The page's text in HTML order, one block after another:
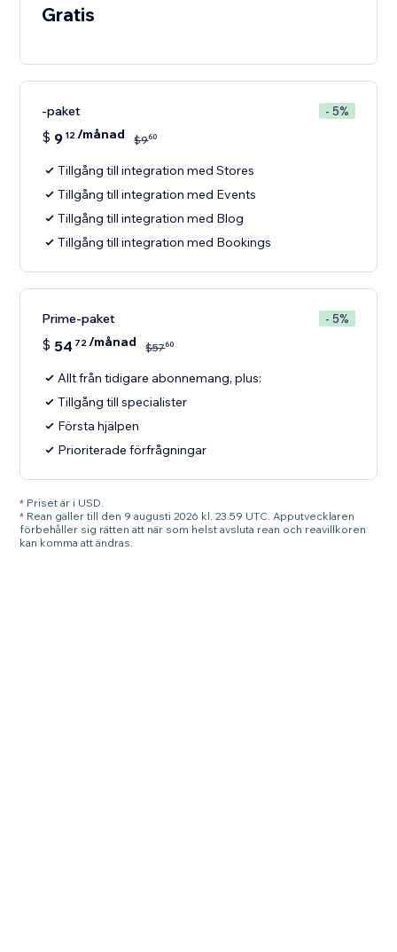
Gratis
-paket - 5%
$ 9 12/månad $960
Tillgång till integration med Stores
Tillgång till integration med Events
Tillgång till integration med Blog
Tillgång till integration med Bookings
Prime-paket - 5%
$ 54 72/månad $5760
Allt från tidigare abonnemang, plus:
Tillgång till specialister
Första hjälpen
Prioriterade förfrågningar
* Priset är i USD.
* Rean gäller till den 9 augusti 2026 kl. 23.59 UTC. Apputvecklaren
förbehåller sig rätten att när som helst avsluta rean och reavillkoren
kan komma att ändras.